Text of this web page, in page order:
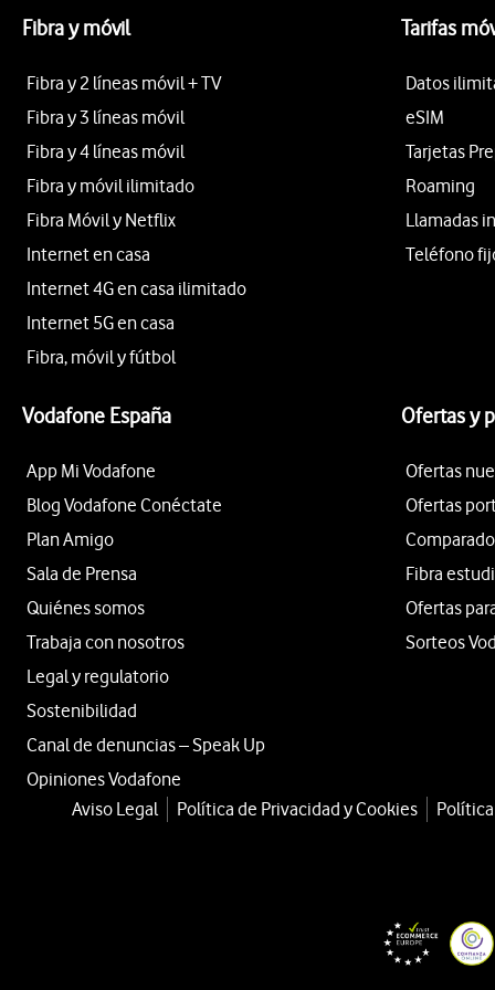
Fibra y móvil
Fibra y 2 líneas móvil + TV
Fibra y 3 líneas móvil
Fibra y 4 líneas móvil
Fibra y móvil ilimitado
Fibra Móvil y Netflix
Internet en casa
Internet 4G en casa ilimitado
Internet 5G en casa
Fibra, móvil y fútbol
Tarifas
Datos
eSIM
Tarjetas
Roaming
Llamadas
Teléfono
Vodafone España
App Mi Vodafone
Blog Vodafone Conéctate
Plan Amigo
Sala de Prensa
Quiénes somos
Trabaja con nosotros
Legal y regulatorio
Sostenibilidad
Canal de denuncias – Speak Up
Opiniones Vodafone
Ofertas y
Ofertas
Ofertas
Fibra
Ofertas
Sorteos
Aviso Legal Política de Privacidad y Cookies